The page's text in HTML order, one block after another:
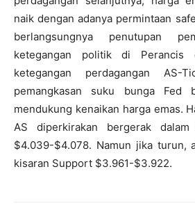
naik dengan adanya permintaan
berlangsungnya penutupan
ketegangan politik di Perancis
ketegangan perdagangan AS-
pemangkasan suku bunga Fed
mendukung kenaikan harga emas.
AS diperkirakan bergerak dalam
$4.039-$4.078. Namun jika turun,
kisaran Support $3.961-$3.922.